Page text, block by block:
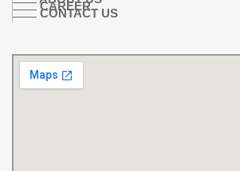
CAREER
CONTACT US